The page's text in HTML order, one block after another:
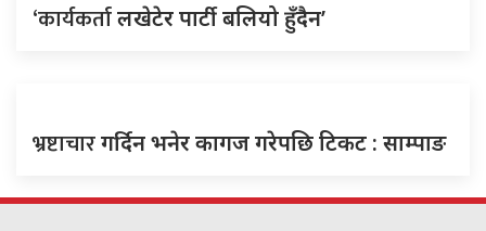
‘कार्यकर्तालखेटेर पार्टी बलियो हुँदैन’
भ्रष्टाचारगर्दिन भनेर कागज गरेपछि टिकट : साम्पाङ